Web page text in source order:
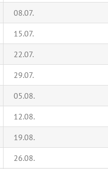
08.07.
15.07.
22.07.
29.07.
05.08.
12.08.
19.08.
26.08.